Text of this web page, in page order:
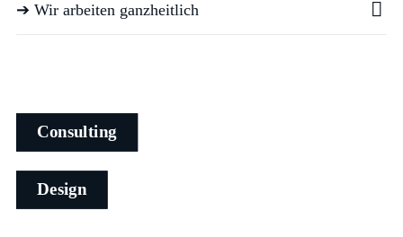
➔ Wir arbeiten ganzheitlich
Consulting
Design